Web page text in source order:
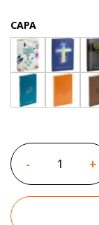
CAPA
- +